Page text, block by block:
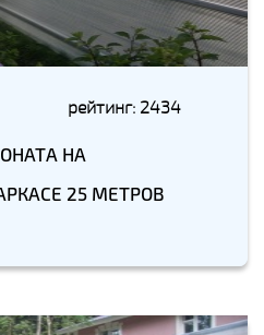
рейтинг: 2434
НА
25 МЕТРОВ